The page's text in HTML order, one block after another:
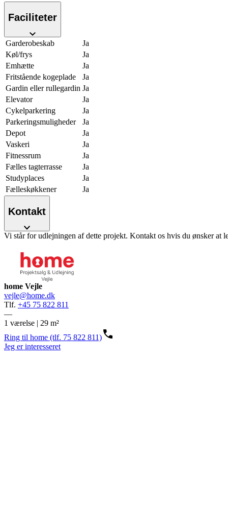
Faciliteter
Garderobeskab
Ja
Køl/frys
Ja
Emhætte
Ja
Fritstående kogeplade
Ja
Gardin eller rullegardin Ja
Elevator
Ja
Cykelparkering
Ja
Parkeringsmuligheder
Ja
Depot
Ja
Vaskeri
Ja
Fitnessrum
Ja
Fælles tagterrasse
Ja
Studyplaces
Ja
Fælleskøkkener
Ja
Kontakt
Vi står for udlejningen af dette projekt. Kontakt os hvis du ønsker at
home Vejle
vejle@home.dk
Tlf. +45 75 822 811
—
1 værelse | 29 m²
Ring til home (tlf. 75 822 811)
Jeg er interesseret